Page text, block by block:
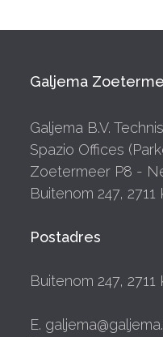
Galjema
Galjema B.V.
Spazio Offices
Zoetermeer P8 -
Buitenom 247,
Postadres
Buitenom 247,
E.